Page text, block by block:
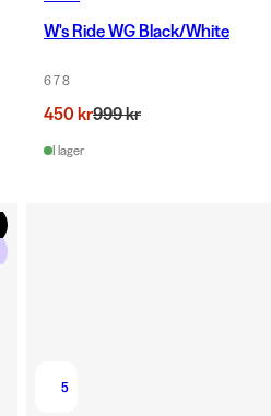
W's Ride WG Black/White
6 7 8
450 kr999 kr
I lager
5